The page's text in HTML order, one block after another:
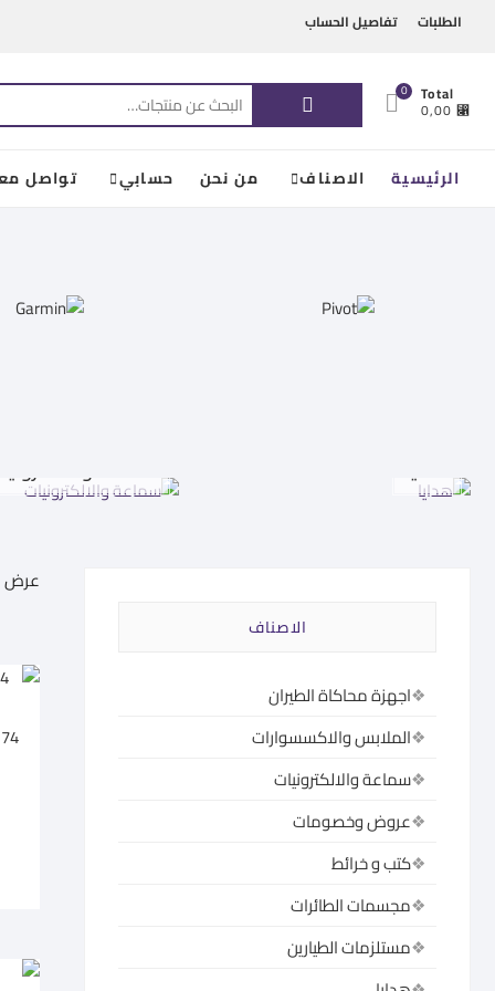
contentالطلبات تفاصيل الحساب
عن:
0 Total
⃁ 0,00
الرئيسية الاصناف من نحن حسابي تواصل
سماعة هدايا
عرض 1–60 من أصل 585 نتيجة
الاصناف
اجهزة محاكاة الطيران
الملابس والاكسسوارات
سماعة والالكترونيات
عروض وخصومات
كتب و خرائط
مجسمات الطائرات
مستلزمات الطيارين